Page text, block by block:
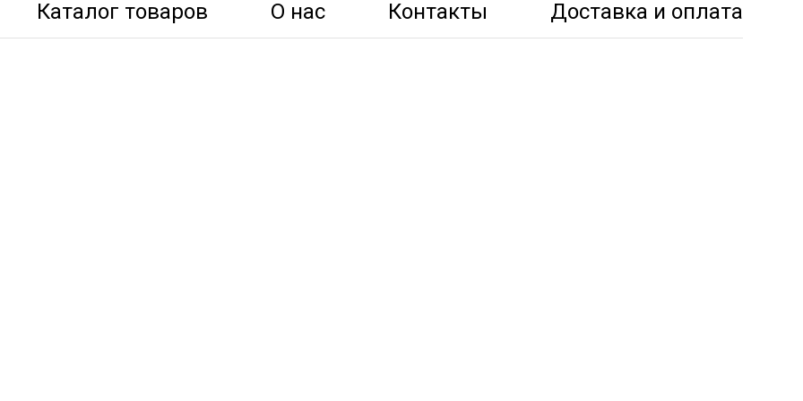
Каталог товаров О нас Контакты Доставка и оплата